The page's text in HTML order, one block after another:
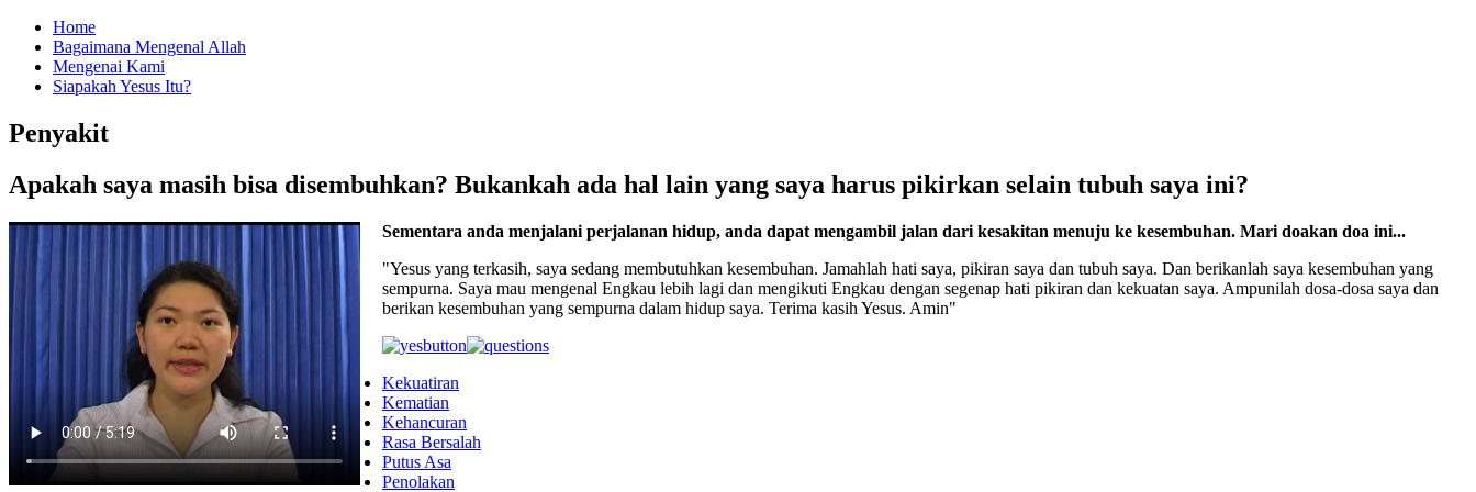
Home
Bagaimana Mengenal Allah
Mengenai Kami
Siapakah Yesus Itu?
Penyakit
Apakah saya masih bisa disembuhkan? Bukankah ada hal lain yang saya harus pikirkan selain tubuh saya ini?
Sementara anda menjalani perjalanan hidup, anda dapat mengambil jalan dari kesakitan menuju ke kesembuhan. Mari doakan doa ini...
"Yesus yang terkasih, saya sedang membutuhkan kesembuhan. Jamahlah hati saya, pikiran saya dan tubuh saya. Dan berikanlah saya kesembuhan yang
sempurna. Saya mau mengenal Engkau lebih lagi dan mengikuti Engkau dengan segenap hati pikiran dan kekuatan saya. Ampunilah dosa-dosa saya dan
berikan kesembuhan yang sempurna dalam hidup saya. Terima kasih Yesus. Amin"
Kekuatiran
Kematian
Kehancuran
Rasa Bersalah
Putus Asa
Penolakan